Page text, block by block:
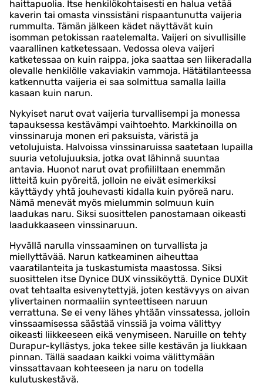
haittapuolia. Itse henkilökohtaisesti en halua vetää
kaverin tai omasta vinssistäni rispaantunutta vaijeria
rummulta. Tämän jälkeen kädet näyttävät kuin
isomman petokissan raatelemalta. Vaijeri on sivullisille
vaarallinen katketessaan. Vedossa oleva vaijeri
katketessaa on kuin raippa, joka saattaa sen liikeradalla
olevalle henkilölle vakaviakin vammoja. Hätätilanteessa
katkennutta vaijeria ei saa solmittua samalla lailla
kasaan kuin narun.
Nykyiset narut ovat vaijeria turvallisempi ja monessa
tapauksessa kestävämpi vaihtoehto. Markkinoilla on
vinssinaruja monen eri paksuista, väristä ja
vetolujuista. Halvoissa vinssinaruissa saatetaan lupailla
suuria vetolujuuksia, jotka ovat lähinnä suuntaa
antavia. Huonot narut ovat profiililtaan enemmän
litteitä kuin pyöreitä, jolloin ne eivät esimerkiksi
käyttäydy yhtä jouhevasti kidalla kuin pyöreä naru.
Nämä menevät myös mielummin solmuun kuin
laadukas naru. Siksi suosittelen panostamaan oikeasti
laadukkaaseen vinssinaruun.
Hyvällä narulla vinssaaminen on turvallista ja
miellyttävää. Narun katkeaminen aiheuttaa
vaaratilanteita ja tuskastumista maastossa. Siksi
suosittelen itse Dynice DUX vinssiköyttä. Dynice DUXit
ovat tehtaalta esivenytettyjä, joten kestävyys on aivan
ylivertainen normaaliin synteettiseen naruun
verrattuna. Se ei veny lähes yhtään vinssatessa, jolloin
vinssaamisessa säästää vinssiä ja voima välittyy
oikeasti liikkeeseen eikä venymiseen. Naruille on tehty
Durapur-kyllästys, joka tekee sille kestävän ja liukkaan
pinnan. Tällä saadaan kaikki voima välittymään
vinssattavaan kohteeseen ja naru on todella
kulutuskestävä.